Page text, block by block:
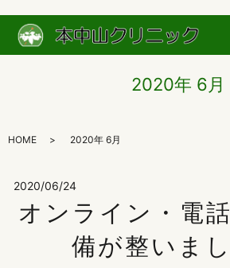
2020年 6月
HOME 2020年 6月
2020/06/24
オンライン・電
備が整いまし